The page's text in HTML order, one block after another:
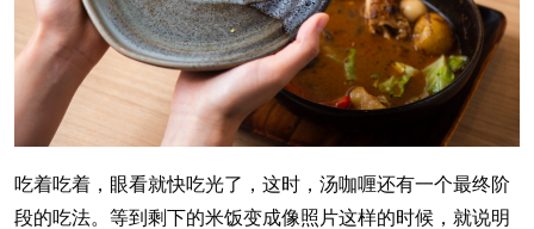
吃着吃着，眼看就快吃光了，这时，汤咖喱还有一个最终阶
段的吃法。等到剩下的米饭变成像照片这样的时候，就说明